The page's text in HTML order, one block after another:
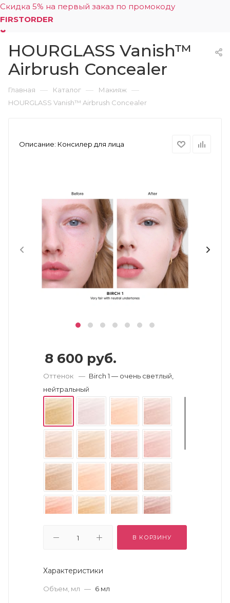
Скидка 5% на первый заказ по промокоду
FIRSTORDER
0
HOURGLASS Vanish™
Airbrush Concealer
Главная — Каталог — Макияж —
HOURGLASS Vanish™ Airbrush Concealer
Описание: Консилер для лица
8 600 руб.
Оттенок — Birch 1 — очень светлый,
нейтральный
В КОРЗИНУ
Характеристики
Объем, мл — 6 мл